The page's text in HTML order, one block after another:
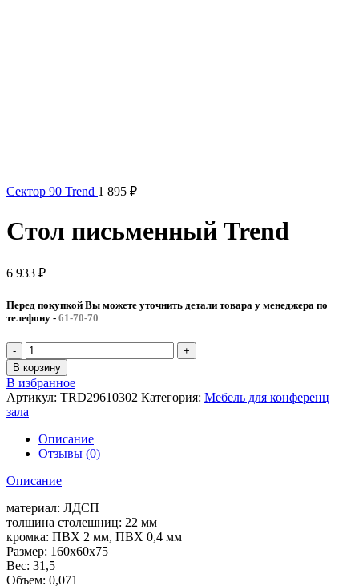
Сектор 90 Trend 1 895 ₽
Стол письменный Trend
6 933 ₽
Перед покупкой Вы можете уточнить детали товара у менеджера по
телефону - 61-70-70
В корзину
В избранное
Артикул: TRD29610302 Категория: Мебель для конференц
зала
Описание
Отзывы (0)
Описание
материал: ЛДСП
толщина столешниц: 22 мм
кромка: ПВХ 2 мм, ПВХ 0,4 мм
Размер: 160x60x75
Вес: 31,5
Объем: 0,071